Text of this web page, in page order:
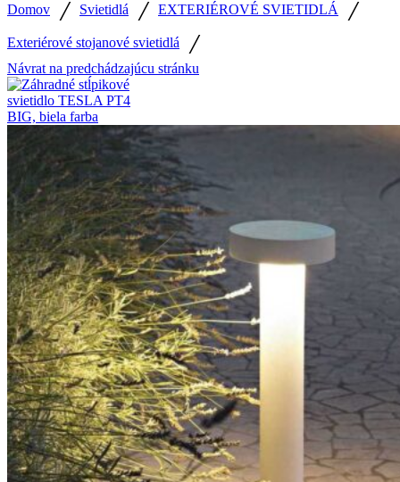
Domov / Svietidlá / EXTERIÉROVÉ SVIETIDLÁ /
Exteriérové stojanové svietidlá /
Návrat na predchádzajúcu stránku